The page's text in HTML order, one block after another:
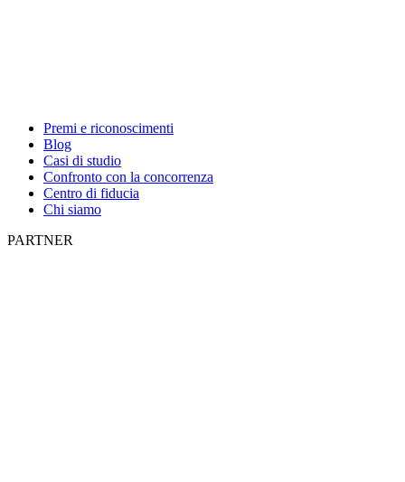
Premi e riconoscimenti
Blog
Casi di studio
Confronto con la concorrenza
Centro di fiducia
Chi siamo
PARTNER